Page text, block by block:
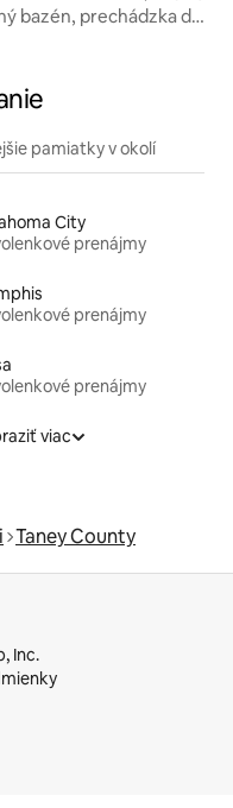
bazén, prechádzka do
pamiatky v okolí
City
prenájmy
prenájmy
prenájmy
viac
Taney County
Inc.